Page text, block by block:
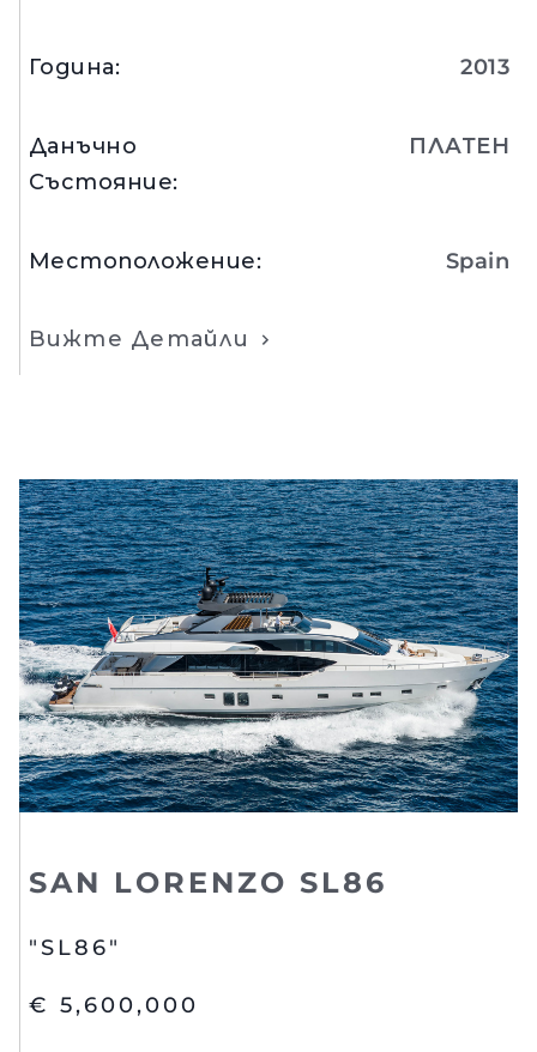
Година: 2013
Данъчно
Състояние:
ПЛАТЕН
Местоположение: Spain
Вижте Детайли
SAN LORENZO SL86
"SL86"
€ 5,600,000